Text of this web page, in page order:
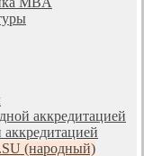
аккредитацией
(народный)